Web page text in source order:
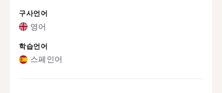
구사언어
영어
학습언어
스페인어